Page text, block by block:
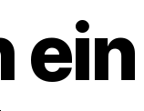
ein